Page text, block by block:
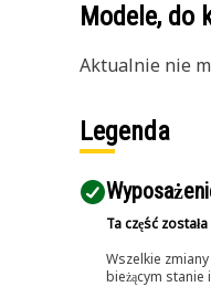
Modele,
Aktualnie nie
Legenda
Ta część
Wszelkie
bieżącym stanie